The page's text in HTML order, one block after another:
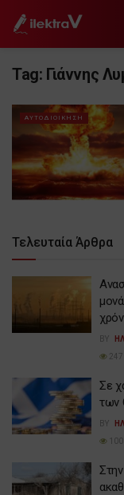
Tag: Γιάννης
ΑΥΤΟΔΙΟΙΚΗΣΗ
Τελευταία Άρθρα
BY
247
Σε
των
BY
100